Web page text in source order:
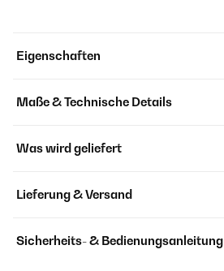
Eigenschaften
Maße & Technische Details
Was wird geliefert
Lieferung & Versand
Sicherheits- & Bedienungsanleitung